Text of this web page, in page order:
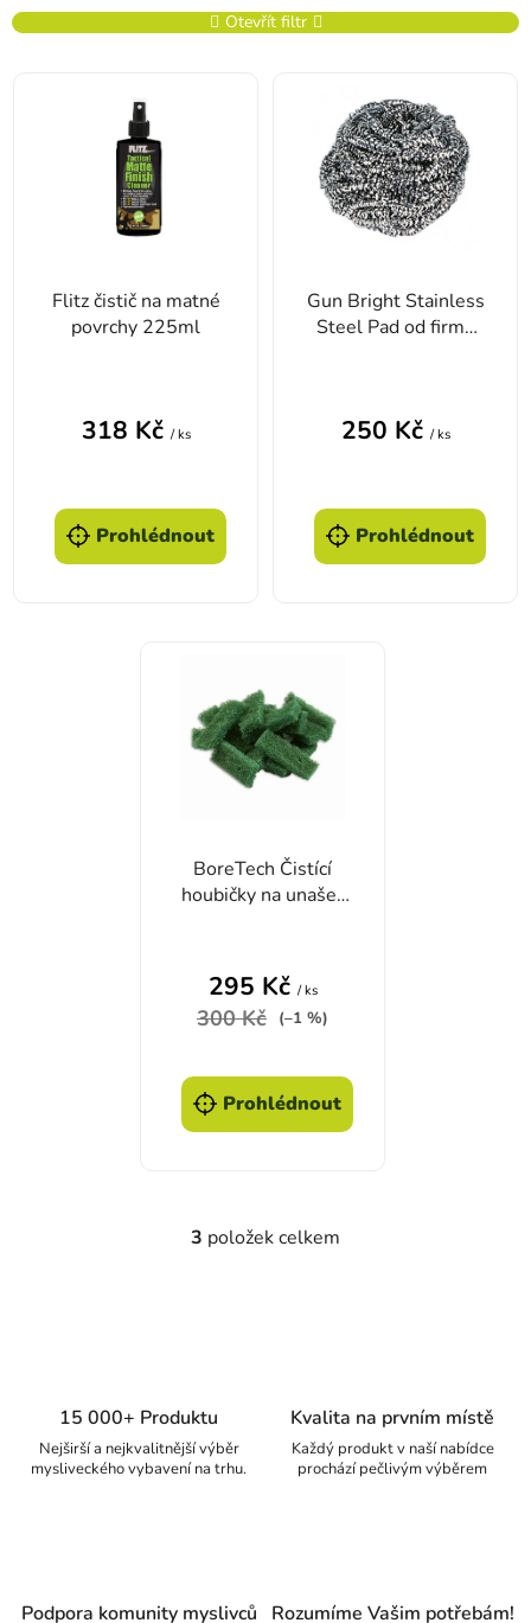
Otevřít filtr
Flitz čistič na matné
povrchy 225ml
318 Kč / ks
Prohlédnout
Gun Bright Stainless
Steel Pad od firmy
250 Kč / ks
Prohlédnout
BoreTech Čistící
houbičky na unašeč
295 Kč / ks
300 Kč (–1 %)
Prohlédnout
Ovládací prvky výpisu
3 položek celkem
15 000+ Produktu
Nejširší a nejkvalitnější výběr
mysliveckého vybavení na trhu.
Kvalita na prvním místě
Každý produkt v naší nabídce
prochází pečlivým výběrem
Podpora komunity myslivců Rozumíme Vašim potřebám!